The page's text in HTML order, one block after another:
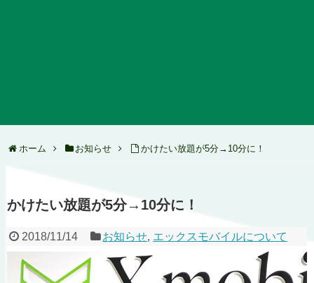
ホーム お知らせ かけたい放題が5分→10分に！
かけたい放題が5分→10分に！
2018/11/14 お知らせ, エックスモバイルについて